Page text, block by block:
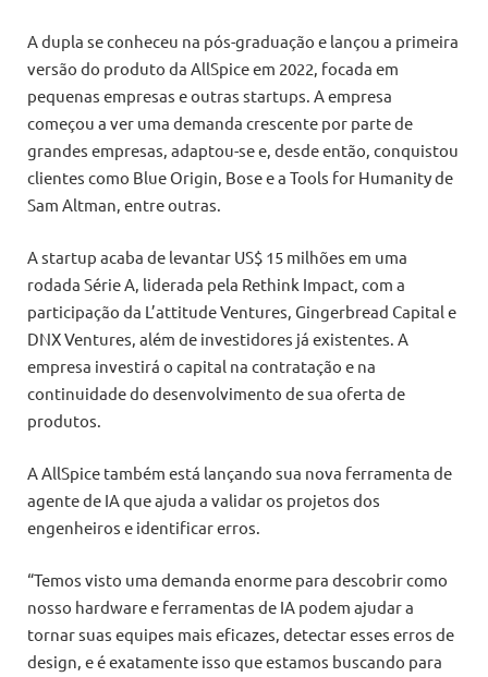
A dupla se conheceu na pós-graduação e lançou a primeira
versão do produto da AllSpice em 2022, focada em
pequenas empresas e outras startups. A empresa
começou a ver uma demanda crescente por parte de
grandes empresas, adaptou-se e, desde então, conquistou
clientes como Blue Origin, Bose e a Tools for Humanity de
Sam Altman, entre outras.
A startup acaba de levantar US$ 15 milhões em uma
rodada Série A, liderada pela Rethink Impact, com a
participação da L’attitude Ventures, Gingerbread Capital e
DNX Ventures, além de investidores já existentes. A
empresa investirá o capital na contratação e na
continuidade do desenvolvimento de sua oferta de
produtos.
A AllSpice também está lançando sua nova ferramenta de
agente de IA que ajuda a validar os projetos dos
engenheiros e identificar erros.
“Temos visto uma demanda enorme para descobrir como
nosso hardware e ferramentas de IA podem ajudar a
tornar suas equipes mais eficazes, detectar esses erros de
design, e é exatamente isso que estamos buscando para